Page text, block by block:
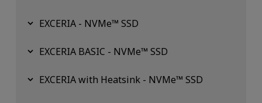
EXCERIA - NVMe™ SSD
EXCERIA BASIC - NVMe™ SSD
EXCERIA with Heatsink - NVMe™ SSD